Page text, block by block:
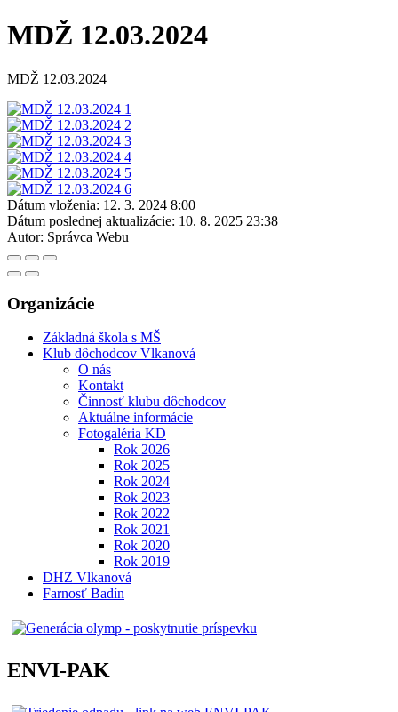
MDŽ 12.03.2024
MDŽ 12.03.2024
Dátum vloženia: 12. 3. 2024 8:00
Dátum poslednej aktualizácie: 10. 8. 2025 23:38
Autor: Správca Webu
Organizácie
Základná škola s MŠ
Klub dôchodcov Vlkanová
O nás
Kontakt
Činnosť klubu dôchodcov
Aktuálne informácie
Fotogaléria KD
Rok 2026
Rok 2025
Rok 2024
Rok 2023
Rok 2022
Rok 2021
Rok 2020
Rok 2019
DHZ Vlkanová
Farnosť Badín
ENVI-PAK